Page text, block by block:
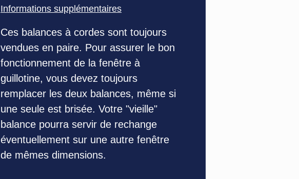
Informations supplémentaires
Ces balances à cordes sont toujours
vendues en paire. Pour assurer le bon
fonctionnement de la fenêtre à
guillotine, vous devez toujours
remplacer les deux balances, même si
une seule est brisée. Votre "vieille"
balance pourra servir de rechange
éventuellement sur une autre fenêtre
de mêmes dimensions.